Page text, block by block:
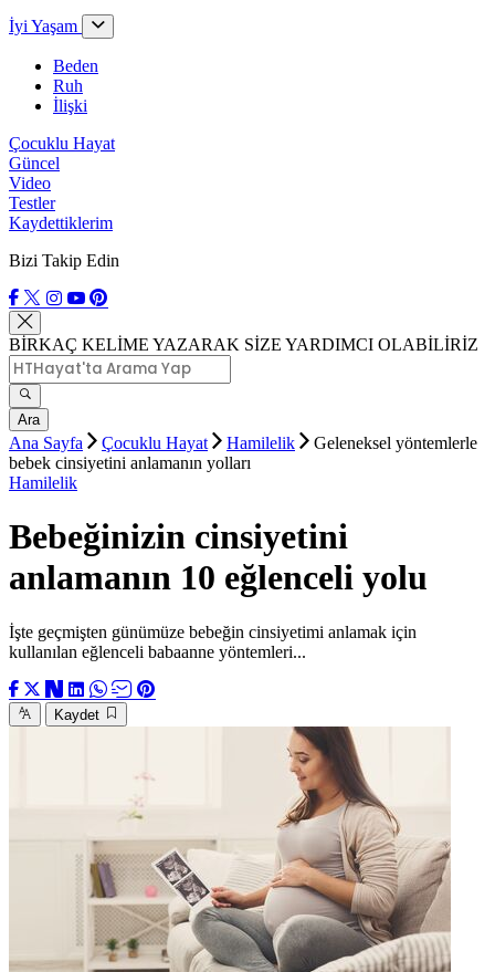
İyi Yaşam
Beden
Ruh
İlişki
Çocuklu Hayat
Güncel
Video
Testler
Kaydettiklerim
Bizi Takip Edin
BİRKAÇ KELİME YAZARAK SİZE YARDIMCI OLABİLİRİZ
Ara
Ana Sayfa Çocuklu Hayat Hamilelik
Geleneksel yöntemlerle
bebek cinsiyetini anlamanın yolları
Hamilelik
Bebeğinizin cinsiyetini
anlamanın 10 eğlenceli yolu
İşte geçmişten günümüze bebeğin cinsiyetimi anlamak için
kullanılan eğlenceli babaanne yöntemleri...
Kaydet